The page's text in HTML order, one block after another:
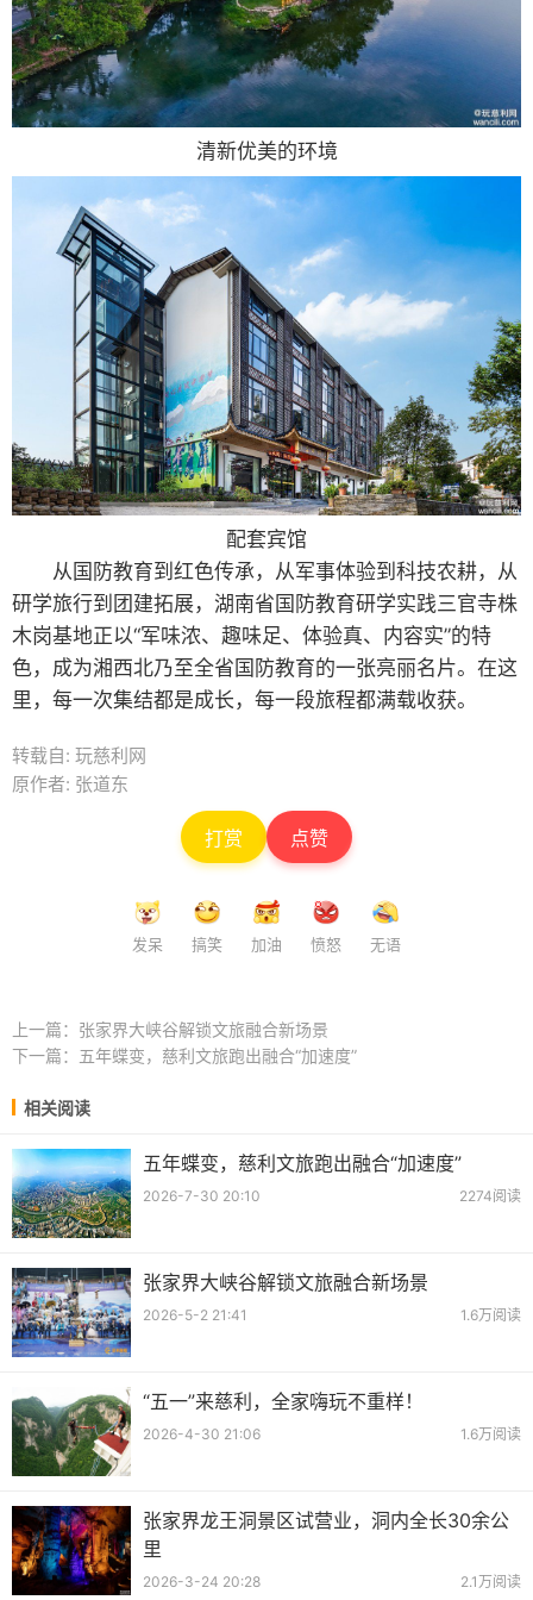
清新优美的环境
配套宾馆
从国防教育到红色传承，从军事体验到科技农耕，从
研学旅行到团建拓展，湖南省国防教育研学实践三官寺株
木岗基地正以“军味浓、趣味足、体验真、内容实”的特
色，成为湘西北乃至全省国防教育的一张亮丽名片。在这
里，每一次集结都是成长，每一段旅程都满载收获。
转载自: 玩慈利网
原作者: 张道东
打赏 点赞
发呆 搞笑 加油 愤怒 无语
上一篇： 张家界大峡谷解锁文旅融合新场景
下一篇： 五年蝶变，慈利文旅跑出融合“加速度”
相关阅读
五年蝶变，慈利文旅跑出融合“加速度”
2026-7-30 20:10 2274阅读
张家界大峡谷解锁文旅融合新场景
2026-5-2 21:41 1.6万阅读
“五一”来慈利，全家嗨玩不重样！
2026-4-30 21:06 1.6万阅读
张家界龙王洞景区试营业，洞内全长30余公
里
2026-3-24 20:28 2.1万阅读